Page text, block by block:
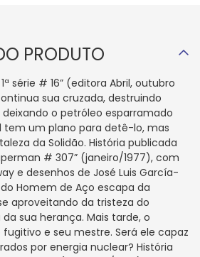
PRODUTO
série # 16” (editora Abril, outubro
sua cruzada, destruindo
o petróleo esparramado
tem um plano para detê-lo, mas
da Solidão. História publicada
# 307” (janeiro/1977), com
e desenhos de José Luis García-
Homem de Aço escapa da
aproveitando da tristeza do
sua herança. Mais tarde, o
e seu mestre. Será ele capaz
por energia nuclear? História